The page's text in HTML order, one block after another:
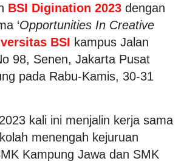
BSI Digination 2023 dengan
‘Opportunities In Creative
BSI kampus Jalan
98, Senen, Jakarta Pusat
pada Rabu-Kamis, 30-31
kali ini menjalin kerja sama
menengah kejuruan
Kampung Jawa dan SMK